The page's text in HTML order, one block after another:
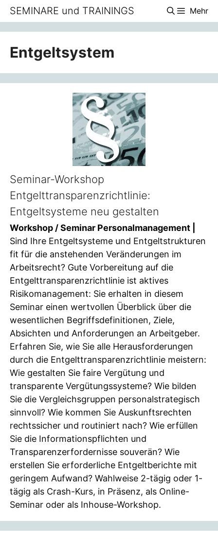
Zum
springen
SEMINARE und TRAININGS Mehr
Entgeltsystem
Seminar-Workshop
Entgelttransparenzrichtlinie:
Entgeltsysteme neu gestalten
Workshop / Seminar Personalmanagement |
Sind Ihre Entgeltsysteme und Entgeltstrukturen
fit für die anstehenden Veränderungen im
Arbeitsrecht? Gute Vorbereitung auf die
Entgelttransparenzrichtlinie ist aktives
Risikomanagement: Sie erhalten in diesem
Seminar einen wertvollen Überblick über die
wesentlichen Begriffsdefinitionen, Ziele,
Absichten und Anforderungen an Arbeitgeber.
Erfahren Sie, wie Sie alle Herausforderungen
durch die Entgelttransparenzrichtlinie meistern:
Wie gestalten Sie faire Vergütung und
transparente Vergütungssysteme? Wie bilden
Sie die Vergleichsgruppen personalstrategisch
sinnvoll? Wie kommen Sie Auskunftsrechten
rechtssicher und routiniert nach? Wie erfüllen
Sie die Informationspflichten und
Transparenzerfordernisse souverän? Wie
erstellen Sie erforderliche Entgeltberichte mit
geringem Aufwand? Wahlweise 2-tägig oder 1-
tägig als Crash-Kurs, in Präsenz, als Online-
Seminar oder als Inhouse-Workshop.